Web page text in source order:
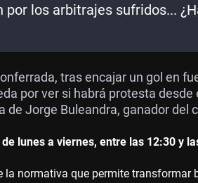
por los arbitrajes sufridos...
tras encajar un gol en
por ver si habrá protesta
de Jorge Buleandra, ganador del
de lunes a viernes, entre las 12:30 y
normativa que permite transformar